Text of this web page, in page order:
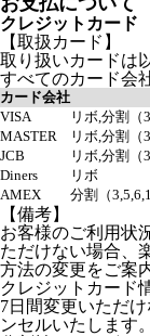
クレジットカード
【取扱カード】
取り扱いカードは
すべてのカード会
カード会社
VISA
リボ,分割（
MASTER
リボ,分割（
JCB
リボ,分割（
Diners
リボ
AMEX
分割（
【備考】
お客様のご利用状
ただけない場合、
方法の変更をご案
クレジットカード
7日間変更いただ
ンセルいたします。